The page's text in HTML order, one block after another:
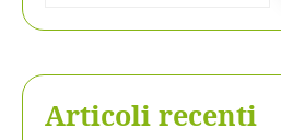
Articoli recenti